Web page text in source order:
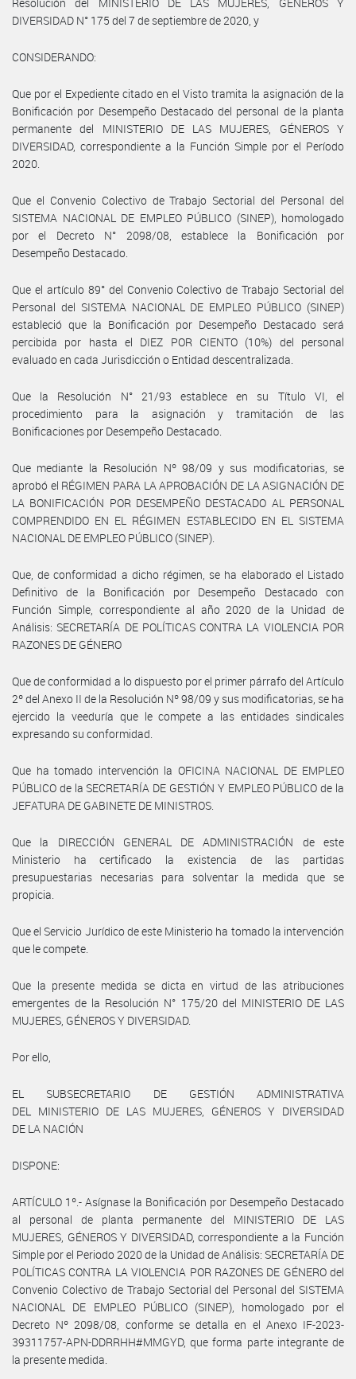
DIVERSIDAD N° 175 del 7 de septiembre de 2020, y
CONSIDERANDO:
Que por el Expediente citado en el Visto tramita la asignación de la
Bonificación por Desempeño Destacado del personal de la planta
permanente del MINISTERIO DE LAS MUJERES, GÉNEROS Y
DIVERSIDAD, correspondiente a la Función Simple por el Período
2020.
Que el Convenio Colectivo de Trabajo Sectorial del Personal del
SISTEMA NACIONAL DE EMPLEO PÚBLICO (SINEP), homologado
por el Decreto N° 2098/08, establece la Bonificación por
Desempeño Destacado.
Que el artículo 89° del Convenio Colectivo de Trabajo Sectorial del
Personal del SISTEMA NACIONAL DE EMPLEO PÚBLICO (SINEP)
estableció que la Bonificación por Desempeño Destacado será
percibida por hasta el DIEZ POR CIENTO (10%) del personal
evaluado en cada Jurisdicción o Entidad descentralizada.
Que la Resolución N° 21/93 establece en su Título VI, el
procedimiento para la asignación y tramitación de las
Bonificaciones por Desempeño Destacado.
Que mediante la Resolución Nº 98/09 y sus modificatorias, se
aprobó el RÉGIMEN PARA LA APROBACIÓN DE LA ASIGNACIÓN DE
LA BONIFICACIÓN POR DESEMPEÑO DESTACADO AL PERSONAL
COMPRENDIDO EN EL RÉGIMEN ESTABLECIDO EN EL SISTEMA
NACIONAL DE EMPLEO PÚBLICO (SINEP).
Que, de conformidad a dicho régimen, se ha elaborado el Listado
Definitivo de la Bonificación por Desempeño Destacado con
Función Simple, correspondiente al año 2020 de la Unidad de
Análisis: SECRETARÍA DE POLÍTICAS CONTRA LA VIOLENCIA POR
RAZONES DE GÉNERO
Que de conformidad a lo dispuesto por el primer párrafo del Artículo
2º del Anexo II de la Resolución Nº 98/09 y sus modificatorias, se ha
ejercido la veeduría que le compete a las entidades sindicales
expresando su conformidad.
Que ha tomado intervención la OFICINA NACIONAL DE EMPLEO
PÚBLICO de la SECRETARÍA DE GESTIÓN Y EMPLEO PÚBLICO de la
JEFATURA DE GABINETE DE MINISTROS.
Que la DIRECCIÓN GENERAL DE ADMINISTRACIÓN de este
Ministerio ha certificado la existencia de las partidas
presupuestarias necesarias para solventar la medida que se
propicia.
Que el Servicio Jurídico de este Ministerio ha tomado la intervención
que le compete.
Que la presente medida se dicta en virtud de las atribuciones
emergentes de la Resolución N° 175/20 del MINISTERIO DE LAS
MUJERES, GÉNEROS Y DIVERSIDAD.
Por ello,
EL SUBSECRETARIO DE GESTIÓN ADMINISTRATIVA
DEL MINISTERIO DE LAS MUJERES, GÉNEROS Y DIVERSIDAD
DE LA NACIÓN
DISPONE:
ARTÍCULO 1º.- Asígnase la Bonificación por Desempeño Destacado
al personal de planta permanente del MINISTERIO DE LAS
MUJERES, GÉNEROS Y DIVERSIDAD, correspondiente a la Función
Simple por el Periodo 2020 de la Unidad de Análisis: SECRETARÍA DE
POLÍTICAS CONTRA LA VIOLENCIA POR RAZONES DE GÉNERO del
Convenio Colectivo de Trabajo Sectorial del Personal del SISTEMA
NACIONAL DE EMPLEO PÚBLICO (SINEP), homologado por el
Decreto Nº 2098/08, conforme se detalla en el Anexo IF-2023-
39311757-APN-DDRRHH#MMGYD, que forma parte integrante de
la presente medida.